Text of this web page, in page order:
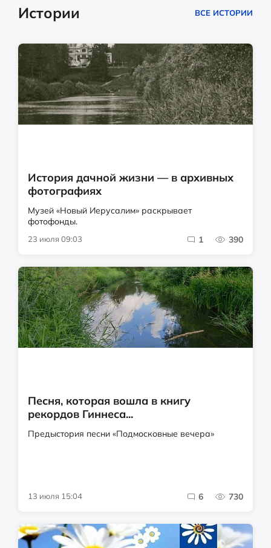
Истории ВСЕ ИСТОРИИ
История дачной жизни — в архивных
фотографиях
Музей «Новый Иерусалим» раскрывает
фотофонды.
23 июля 09:03 1 390
Песня, которая вошла в книгу
рекордов Гиннеса...
Предыстория песни «Подмосковные вечера»
13 июля 15:04 6 730